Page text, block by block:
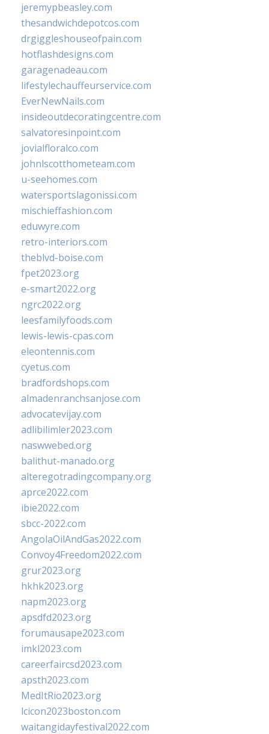
jeremypbeasley.com
thesandwichdepotcos.com
drgiggleshouseofpain.com
hotflashdesigns.com
garagenadeau.com
lifestylechauffeurservice.com
EverNewNails.com
insideoutdecoratingcentre.com
salvatoresinpoint.com
jovialfloralco.com
johnlscotthometeam.com
u-seehomes.com
watersportslagonissi.com
mischieffashion.com
eduwyre.com
retro-interiors.com
theblvd-boise.com
fpet2023.org
e-smart2022.org
ngrc2022.org
leesfamilyfoods.com
lewis-lewis-cpas.com
eleontennis.com
cyetus.com
bradfordshops.com
almadenranchsanjose.com
advocatevijay.com
adlibilimler2023.com
naswwebed.org
balithut-manado.org
alteregotradingcompany.org
aprce2022.com
ibie2022.com
sbcc-2022.com
AngolaOilAndGas2022.com
Convoy4Freedom2022.com
grur2023.org
hkhk2023.org
napm2023.org
apsdfd2023.org
forumausape2023.com
imkl2023.com
careerfaircsd2023.com
apsth2023.com
MedItRio2023.org
lcicon2023boston.com
waitangidayfestival2022.com